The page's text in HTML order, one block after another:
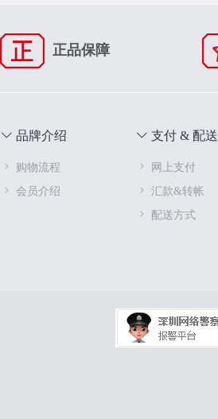
正品保障
品牌介绍
购物流程
会员介绍
支付 & 配送
网上支付
汇款&转帐
配送方式